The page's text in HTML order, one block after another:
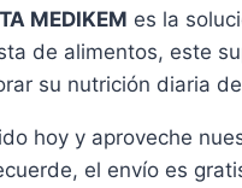
MEDIKEM es la
de alimentos, este
su nutrición diaria
hoy y aproveche
el envío es